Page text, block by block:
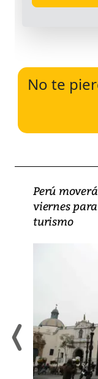
No te
Perú
viernes
turismo